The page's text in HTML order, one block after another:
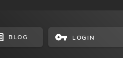
BLOG LOGIN